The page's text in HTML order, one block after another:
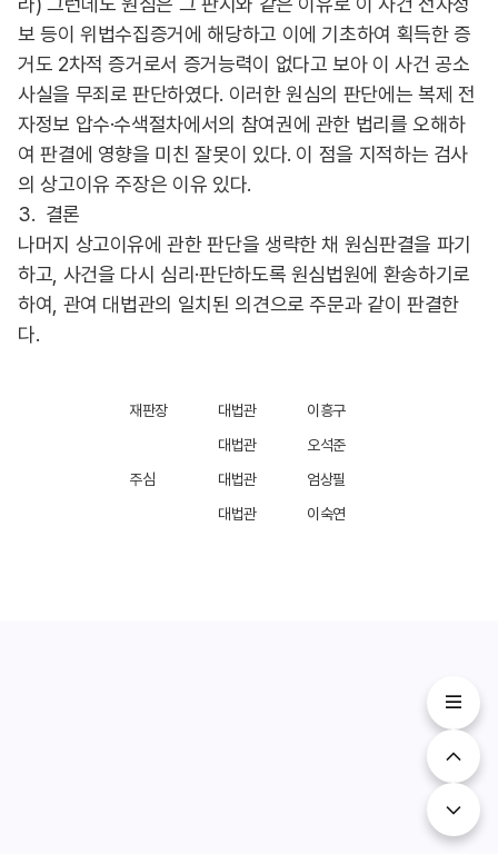
보 등이 위법수집증거에 해당하고 이에 기초하여 획득한 증
거도 2차적 증거로서 증거능력이 없다고 보아 이 사건 공소
사실을 무죄로 판단하였다. 이러한 원심의 판단에는 복제 전
자정보 압수·수색절차에서의 참여권에 관한 법리를 오해하
여 판결에 영향을 미친 잘못이 있다. 이 점을 지적하는 검사
의 상고이유 주장은 이유 있다.
3. 결론
나머지 상고이유에 관한 판단을 생략한 채 원심판결을 파기
하고, 사건을 다시 심리·판단하도록 원심법원에 환송하기로
하여, 관여 대법관의 일치된 의견으로 주문과 같이 판결한
다.
재판장 대법관
이흥구
대법관
오석준
주심
대법관
엄상필
대법관
이숙연